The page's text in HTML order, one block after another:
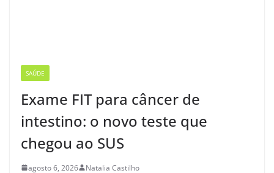
SAÚDE
Exame FIT para câncer de
intestino: o novo teste que
chegou ao SUS
agosto 6, 2026 Natalia Castilho